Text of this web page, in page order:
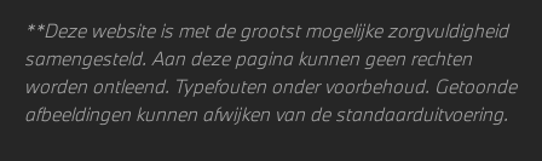
**Deze website is met de grootst mogelijke zorgvuldigheid
samengesteld. Aan deze pagina kunnen geen rechten
worden ontleend. Typefouten onder voorbehoud. Getoonde
afbeeldingen kunnen afwijken van de standaarduitvoering.